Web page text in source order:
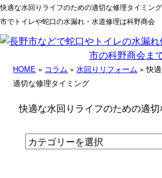
快適な水回りライフのための適切な修理タイミン
市でトイレや蛇口の水漏れ・水道修理は科野商会
HOME » コラム »水回りリフォーム » 快
適切な修理タイミング
快適な水回りライフのための適